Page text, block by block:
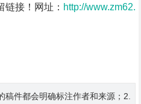
接！网址： http://www.zm62.
件都会明确标注作者和来源；2.